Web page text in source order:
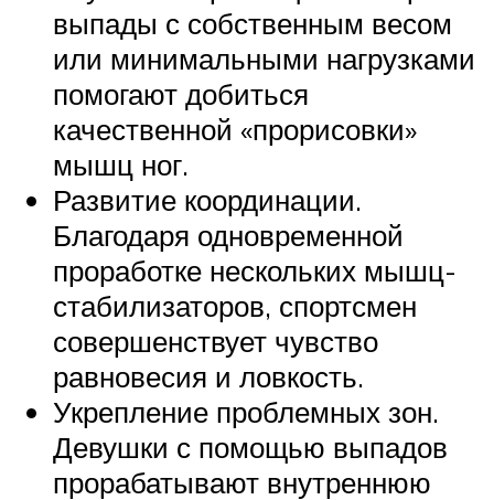
выпады с собственным весом
или минимальными нагрузками
помогают добиться
качественной «прорисовки»
мышц ног.
Развитие координации.
Благодаря одновременной
проработке нескольких мышц-
стабилизаторов, спортсмен
совершенствует чувство
равновесия и ловкость.
Укрепление проблемных зон.
Девушки с помощью выпадов
прорабатывают внутреннюю